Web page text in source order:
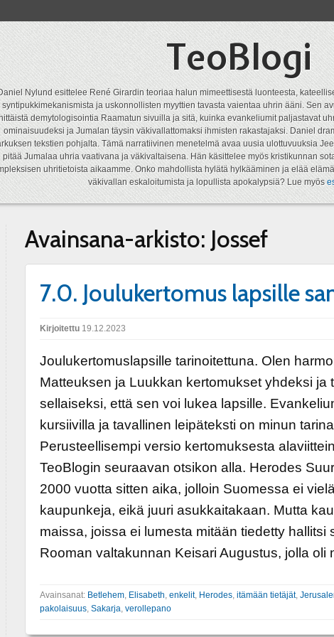
TeoBlogi
Nylund esittelee René Girardin teoriaa halun mimeettisestä luonteesta,
syntipukkimekanismista ja uskonnollisten myyttien tavasta vaientaa uhrin ääni. Sen
demytologisointia Raamatun sivuilla ja sitä, kuinka evankeliumit paljastavat
ominaisuudeksi ja Jumalan täysin väkivallattomaksi ihmisten rakastajaksi. Daniel
tekstien pohjalta. Tämä narratiivinen menetelmä avaa uusia ulottuvuuksia
pitää Jumalaa uhria vaativana ja väkivaltaisena. Hän käsittelee myös kristikunnan
uhritietoista aikaamme. Onko mahdollista hylätä hylkääminen ja elää
väkivallan eskaloitumista ja lopullista apokalypsiä? Lue myös
Avainsana-arkisto: Jossef
7.0. Joulukertomus lapsille
Kirjoitettu19.12.2023
Joulukertomuslapsille tarinoitettuna. Olen
Matteuksen ja Luukkan kertomukset yhdeksi ja
sellaiseksi, että sen voi lukea lapsille.
kursiivilla ja tavallinen leipäteksti on minun
Perusteellisempi versio kertomuksesta
TeoBlogin seuraavan otsikon alla. Herodes
2000 vuotta sitten aika, jolloin Suomessa ei
kaupunkeja, eikä juuri asukkaitakaan. Mutta
maissa, joissa ei lumesta mitään tiedetty hallitsi
Rooman valtakunnan Keisari Augustus, jolla oli
Avainsanat: Betlehem, Elisabeth enkelit, Herodes, itämään tietäjät,
pakolaisuus, Sakarja verollepano